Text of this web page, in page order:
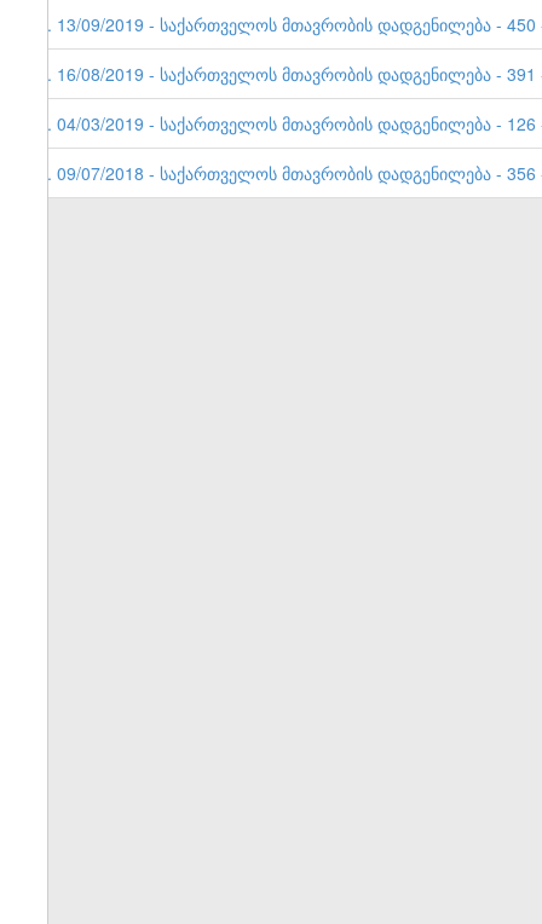
4. 13/09/2019 - საქართველოს მთავრობის დადგენილება - 450
3. 16/08/2019 - საქართველოს მთავრობის დადგენილება - 391
2. 04/03/2019 - საქართველოს მთავრობის დადგენილება - 126
1. 09/07/2018 - საქართველოს მთავრობის დადგენილება - 356